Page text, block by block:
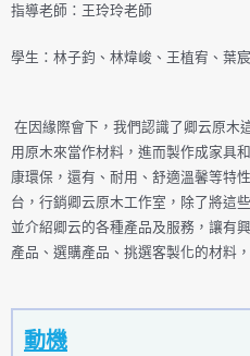
指導老師：王玲玲老師
學生：林子鈞、林煒峻、王植宥、葉
在因緣際會下，我們認識了卿云原木
用原木來當作材料，進而製作成家具
康環保，還有、耐用、舒適溫馨等特
台，行銷卿云原木工作室，除了將這
並介紹卿云的各種產品及服務，讓有
產品、選購產品、挑選客製化的材料
動機